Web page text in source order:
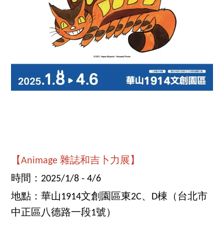
【Animage 雜誌和吉卜力展】
時間：2025/1/8 - 4/6
地點：華山1914文創園區東2C、D棟（台北市
中正區八德路一段1號）